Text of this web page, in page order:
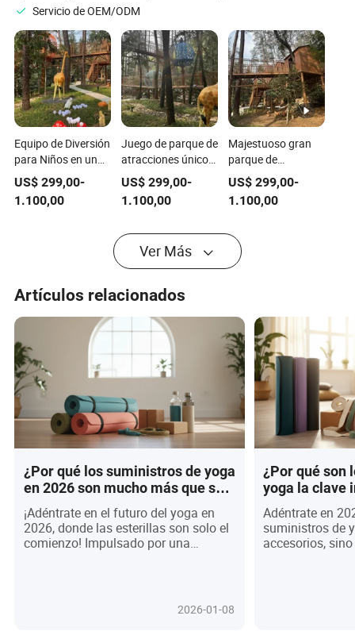
Servicio de OEM/ODM
Equipo de Diversión
para Niños en un
Gran Parque de
Atracciones con
Modelo de Grúa de
US$299,00-
1.100,00
Juego de parque de
atracciones único
para niños con
equipo y
característica de
madera
US$ 299,00-
1.100,00
Majestuoso gran
parque de
atracciones con
equipo para niños y
escultura de jirafa
jugar
US$ 299,00-
1.100,00
Ver Más
Artículos relacionados
¿Por qué los suministros de yoga
en 2026 son mucho más que solo
esterillas? ¡No creerás lo que
está cambiando!
¡Adéntrate en el futuro del yoga en
2026, donde las esterillas son solo el
comienzo! Impulsado por una
con equipos inteligentes, sostenibles
y ultra elegantes que transforman
2026-01-08
¿Por qué son
yoga la clave
desbloquear
2026?
Adéntrate en
suministros de
accesorios,